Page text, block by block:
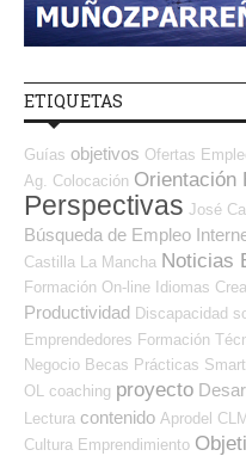
ETIQUETAS
Guías objetivos Ofertas
Ag. Colocación Orientación
Perspectivas José
Búsqueda de Empleo
Castilla La Mancha Noticias
Formación On-line Idiomas
Productividad Discapacidad
Emprendedores Formación
Negocio Becas Prácticas
OL
coaching proyecto
Lectura contenido Aprodel CLM
Cultura Emprendimiento